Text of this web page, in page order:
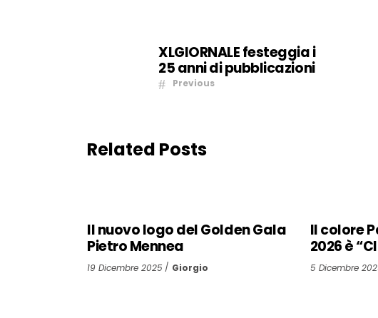
XLGIORNALE festeggia i
25 anni di pubblicazioni
Previous
Related Posts
Il nuovo logo del Golden Gala
Pietro Mennea
19 Dicembre 2025 Giorgio
Il colore
2026 è
5 Dicembre